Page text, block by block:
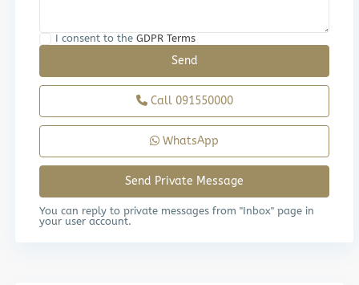
I consent to the GDPR Terms
Call 091550000
WhatsApp
You can reply to private messages from "Inbox" page in
your user account.